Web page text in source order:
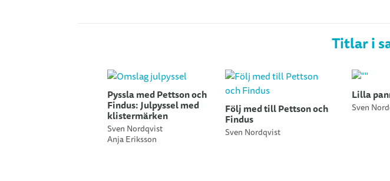
Titlar i
Pyssla med Pettson och
Findus: Julpyssel med
klistermärken
Sven Nordqvist
Anja Eriksson
Följ med till Pettson och
Findus
Sven Nordqvist
Lilla
Sven